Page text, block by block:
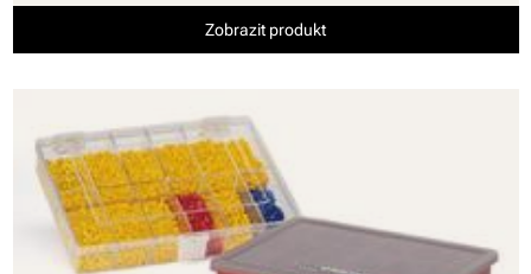
Zobrazit produkt